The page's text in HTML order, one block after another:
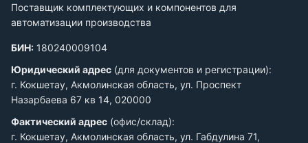
Поставщик комплектующих и компонентов для
автоматизации производства
БИН: 180240009104
Юридический адрес (для документов и регистрации):
г. Кокшетау, Акмолинская область, ул. Проспект
Назарбаева 67 кв 14, 020000
Фактический адрес (офис/склад):
г. Кокшетау, Акмолинская область, ул. Габдулина 71,